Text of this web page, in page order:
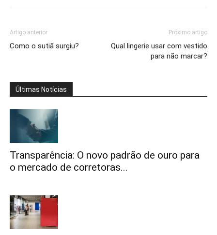
Artigo anterior
Como o sutiã surgiu?
Próximo artigo
Qual lingerie usar com vestido
para não marcar?
Últimas Notícias
Transparência: O novo padrão de ouro para
o mercado de corretoras...